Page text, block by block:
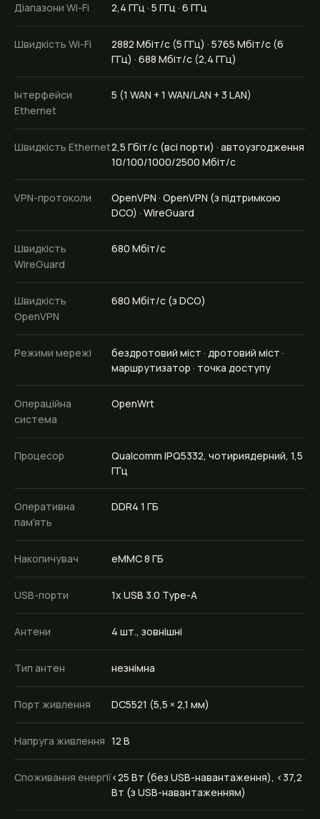
Діапазони Wi-Fi 2,4 ГГц · 5 ГГц · 6 ГГц
Швидкість Wi-Fi
2882 Мбіт/с (5 ГГц) · 5765 Мбіт/с (6
ГГц) · 688 Мбіт/с (2,4 ГГц)
Інтерфейси
Ethernet
5 (1 WAN + 1 WAN/LAN + 3 LAN)
Швидкість Ethernet2,5 Гбіт/с (всі порти) · автоузгодження
10/100/1000/2500 Мбіт/с
VPN-протоколи
OpenVPN · OpenVPN (з підтримкою
DCO) · WireGuard
Швидкість
WireGuard
680 Мбіт/с
Швидкість
OpenVPN
680 Мбіт/с (з DCO)
Режими мережі
бездротовий міст · дротовий міст ·
маршрутизатор · точка доступу
Операційна
система
OpenWrt
Процесор
Qualcomm IPQ5332, чотириядерний, 1,5
ГГц
Оперативна
памʼять
DDR4 1 ГБ
Накопичувач eMMC 8 ГБ
USB-порти 1x USB 3.0 Type-A
Антени 4 шт., зовнішні
Тип антен незнімна
Порт живлення DC5521 (5,5 × 2,1 мм)
Напруга живлення 12 В
Споживання енергії<25 Вт (без USB-навантаження), <37,2
Вт (з USB-навантаженням)